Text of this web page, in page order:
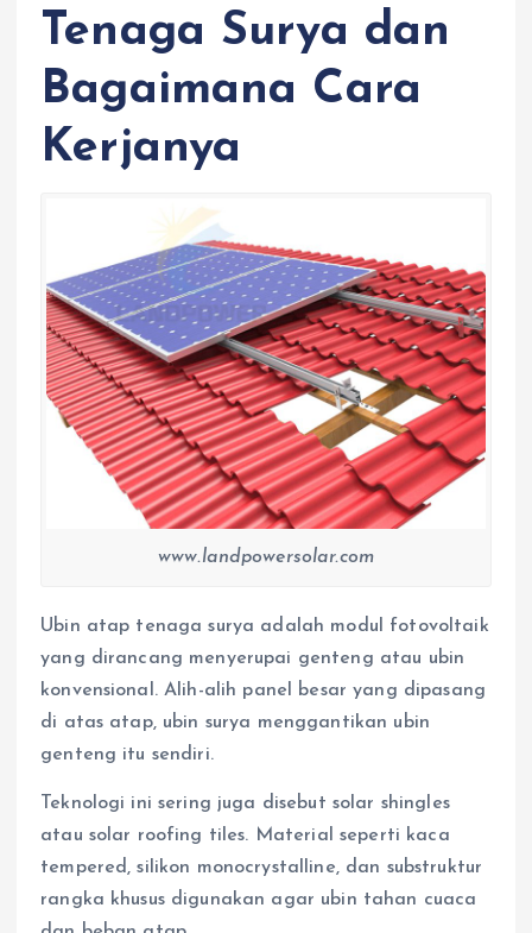
Tenaga Surya dan
Bagaimana Cara
Kerjanya
www.landpowersolar.com
Ubin atap tenaga surya adalah modul fotovoltaik
yang dirancang menyerupai genteng atau ubin
konvensional. Alih-alih panel besar yang dipasang
di atas atap, ubin surya menggantikan ubin
genteng itu sendiri.
Teknologi ini sering juga disebut solar shingles
atau solar roofing tiles. Material seperti kaca
tempered, silikon monocrystalline, dan substruktur
rangka khusus digunakan agar ubin tahan cuaca